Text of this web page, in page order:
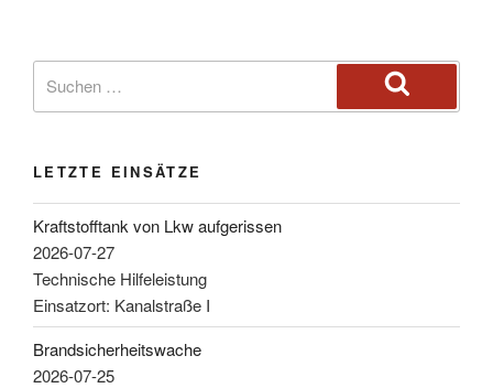
LETZTE EINSÄTZE
Kraftstofftank von Lkw aufgerissen
2026-07-27
Technische Hilfeleistung
Einsatzort: Kanalstraße I
Brandsicherheitswache
2026-07-25